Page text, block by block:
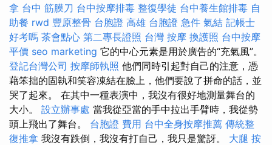
拿 台中 筋膜刀 台中按摩排毒 整復學徒 台中養生館排毒 自
助餐 rwd 豐原整骨 台胞證 高雄 台胞證 急件 氣結 記帳士
好考嗎 茶會點心 第二專長證照 台灣 按摩 換護照 台中按摩
平價 seo marketing 它的中心元素是用於廣告的“充氣風”。
登記台灣公司 按摩師執照 他們同時引起對自己的注意，憑
藉笨拙的固執和笑容凍結在臉上，他們要說了拼命的話，並
哭了起來。 在其中一種表演中，我沒有很好地測量舞台的
大小。 設立辦事處 當我從亞當的手中拉出手臂時，我從勢
頭上飛出了舞台。 台胞證 費用 台中全身按摩推薦 傳統整
復推拿 我沒有跌倒，我沒有打自己，​​我只是驚訝。 大腿 按